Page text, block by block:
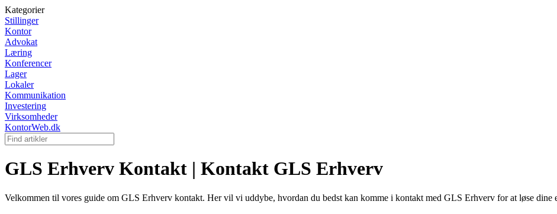
Kategorier
Stillinger
Kontor
Advokat
Læring
Konferencer
Lager
Lokaler
Kommunikation
Investering
Virksomheder
KontorWeb.dk
GLS Erhverv Kontakt | Kontakt GLS Erhverv
Velkommen til vores guide om GLS Erhverv kontakt. Her vil vi uddybe, hvordan du bedst kan komme i kontakt med GLS Erhverv for at løse dine